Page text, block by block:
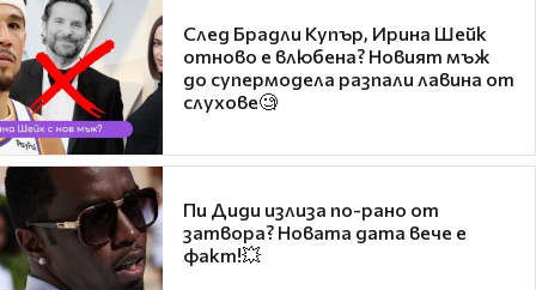
След Брадли Купър, Ирина Шейк
отново е влюбена? Новият мъж
до супермодела разпали лавина от
слухове🧐
Пи Диди излиза по-рано от
затвора? Новата дата вече е
факт!💥